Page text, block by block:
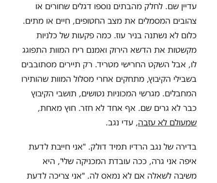
עדיין שם. לחלק מהבתים נוספו דגלים שחורים או
צהובים המסמלים את מצב החטופים, חיים או מתים.
כלום לא נשתנה בניר עוז. כמה פקעות של כלניות
מקשטות את הדשא הירוק ואמנם ריח המוות התפוגג
לו, אבל השקט החרישי מטריד. רק תיירים מסתובבים
בשבילי הקיבוץ, מתחקים אחרי מסלול המוות שהותירו
המחבלים. מגרשי המכוניות נטושים, תושבי הקיבוץ
כבר לא גרים שם. אף אחד לא חזר. חוץ מאחת,
שמעולם לא עזבה, עדי נגב.
בדירה של נגב הרדיו תמיד דולק. "אני חייבת לדעת
איפה אני גרה, ככה עובדת המכניקה שלי", היא
משיבה לשאלה אם לא נמאס לה. "אני צריכה לדעת